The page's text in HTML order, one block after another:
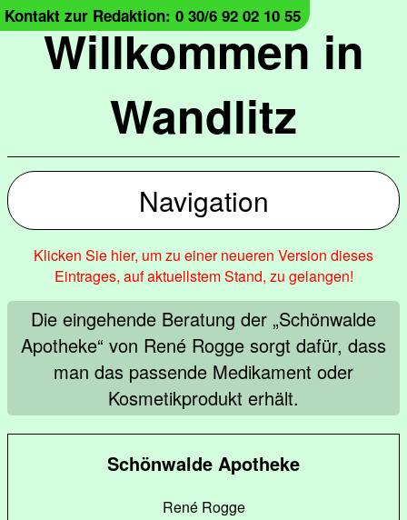
Willkommen in
Wandlitz
Kontakt zur Redaktion: 0 30/6 92 02 10 55
Navigation
Klicken Sie hier, um zu einer neueren Version dieses
Eintrages, auf aktuellstem Stand, zu gelangen!
Die eingehende Beratung der „Schönwalde
Apotheke“ von René Rogge sorgt dafür, dass
man das passende Medikament oder
Kosmetikprodukt erhält.
Schönwalde Apotheke
René Rogge